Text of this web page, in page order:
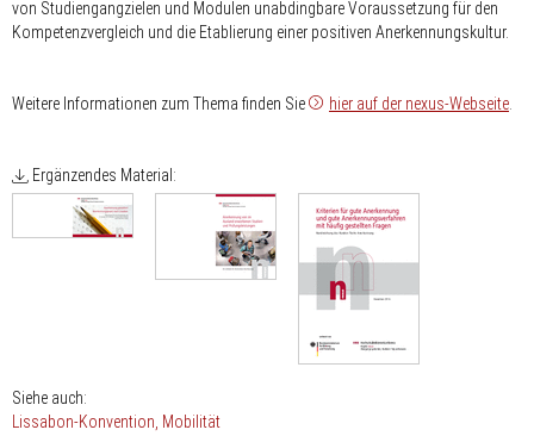
von Studiengangzielen und Modulen unabdingbare Voraussetzung für den
Kompetenzvergleich und die Etablierung einer positiven Anerkennungskultur.
Weitere Informationen zum Thema finden Sie hier auf der nexus-Webseite
Ergänzendes Material:
Siehe auch:
Lissabon-Konvention Mobilität